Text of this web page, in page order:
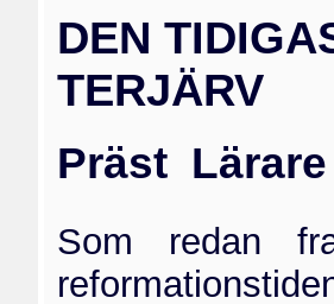
DEN
TERJÄRV
Präst  Lärare
Som redan